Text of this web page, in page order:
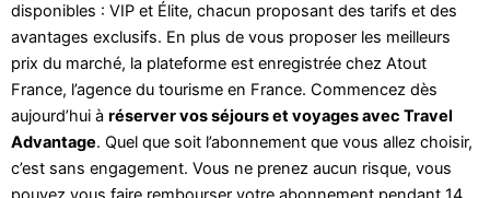
disponibles : VIP et Élite, chacun proposant des tarifs et des
avantages exclusifs. En plus de vous proposer les meilleurs
prix du marché, la plateforme est enregistrée chez Atout
France, l’agence du tourisme en France. Commencez dès
aujourd’hui à réserver vos séjours et voyages avec Travel
Advantage. Quel que soit l’abonnement que vous allez choisir,
c’est sans engagement. Vous ne prenez aucun risque, vous